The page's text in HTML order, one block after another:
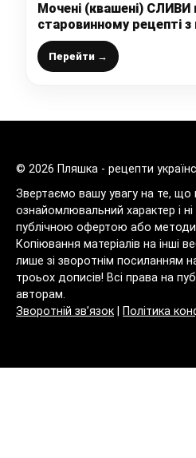
Мочені (квашені) СЛИВИ
старовинному рецепті з
в сусідки квашені
що я зацікавилась
Перейти →
© 2026 Пляшка - рецепти
Звертаємо вашу увагу на те, що
ознайомлювальний характер і
публічною офертою або
Копіювання матеріалів на інші
лише зі зворотнім посиланням
троьох дописів! Всі права на
авторам.
Зворотній зв’язок
Політика